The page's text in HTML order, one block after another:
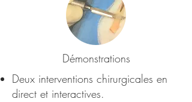
Démonstrations
Deux interventions chirurgicales en
direct et interactives.